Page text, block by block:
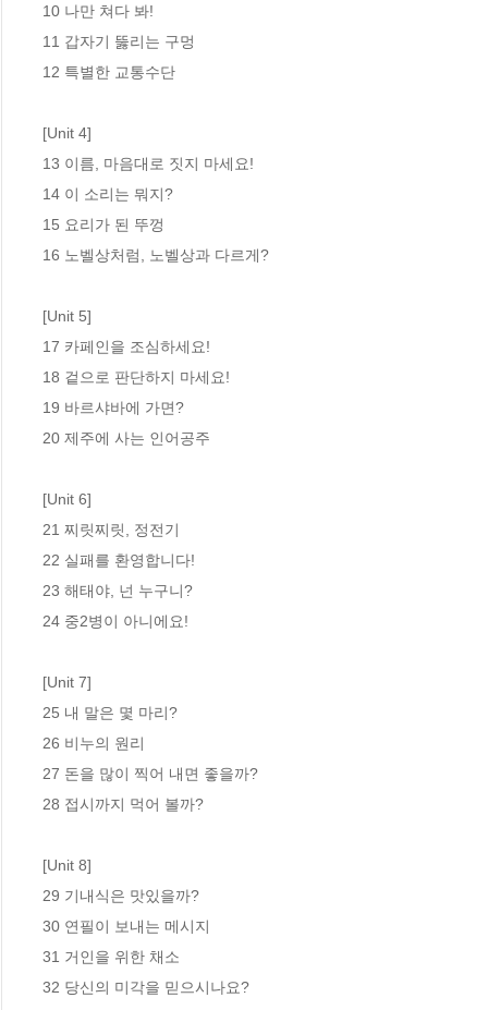
10 나만 쳐다 봐!
11 갑자기 뚫리는 구멍
12 특별한 교통수단
[Unit 4]
13 이름, 마음대로 짓지 마세요!
14 이 소리는 뭐지?
15 요리가 된 뚜껑
16 노벨상처럼, 노벨상과 다르게?
[Unit 5]
17 카페인을 조심하세요!
18 겉으로 판단하지 마세요!
19 바르샤바에 가면?
20 제주에 사는 인어공주
[Unit 6]
21 찌릿찌릿, 정전기
22 실패를 환영합니다!
23 해태야, 넌 누구니?
24 중2병이 아니에요!
[Unit 7]
25 내 말은 몇 마리?
26 비누의 원리
27 돈을 많이 찍어 내면 좋을까?
28 접시까지 먹어 볼까?
[Unit 8]
29 기내식은 맛있을까?
30 연필이 보내는 메시지
31 거인을 위한 채소
32 당신의 미각을 믿으시나요?